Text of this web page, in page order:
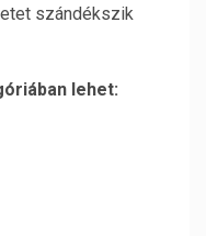
szándékszik
lehet: